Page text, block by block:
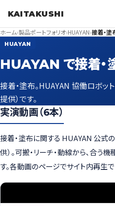
KAITAKUSHI
ホーム›製品ポートフォリオ›HUAYAN›接着・塗
HUAYAN
HUAYAN で接着・
接着・塗布。HUAYAN 協働ロボッ
提供）です。
実演動画（6本）
接着・塗布に関する HUAYAN 公式
供）。可搬・リーチ・動線から、合
す。各動画のページでサイト内再生で